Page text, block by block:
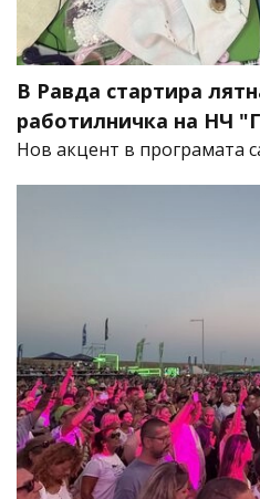
В Равда стартира
работилничка на НЧ
Нов акцент в програмата